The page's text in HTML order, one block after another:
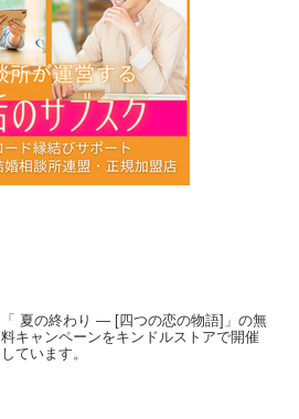
「 夏の終わり ― [四つの恋の物語]」の無
料キャンペーンをキンドルストアで開催
しています。